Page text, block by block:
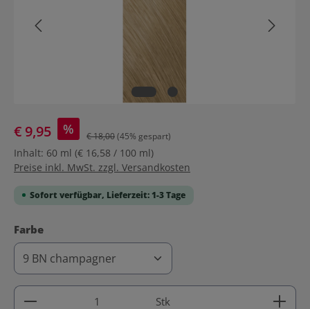
€ 9,95 % € 18,00(45% gespart)
Inhalt: 60 ml (€ 16,58 / 100 ml)
Preise inkl. MwSt. zzgl. Versandkosten
Sofort verfügbar, Lieferzeit: 1-3 Tage
Farbeauswählen
Produkt Anzahl: Gib den gewünschten Wert ein
Stk